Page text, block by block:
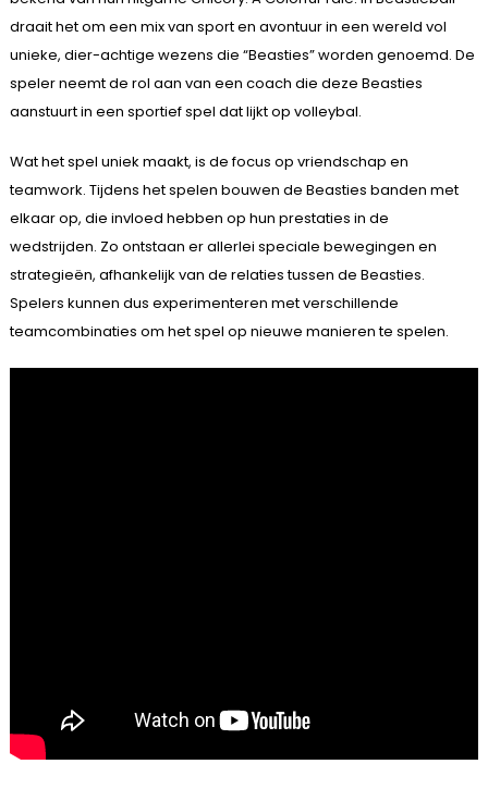
draait het om een mix van sport en avontuur in een wereld vol
unieke, dier-achtige wezens die “Beasties” worden genoemd. De
speler neemt de rol aan van een coach die deze Beasties
aanstuurt in een sportief spel dat lijkt op volleybal.
Wat het spel uniek maakt, is de focus op vriendschap en
teamwork. Tijdens het spelen bouwen de Beasties banden met
elkaar op, die invloed hebben op hun prestaties in de
wedstrijden. Zo ontstaan er allerlei speciale bewegingen en
strategieën, afhankelijk van de relaties tussen de Beasties.
Spelers kunnen dus experimenteren met verschillende
teamcombinaties om het spel op nieuwe manieren te spelen.